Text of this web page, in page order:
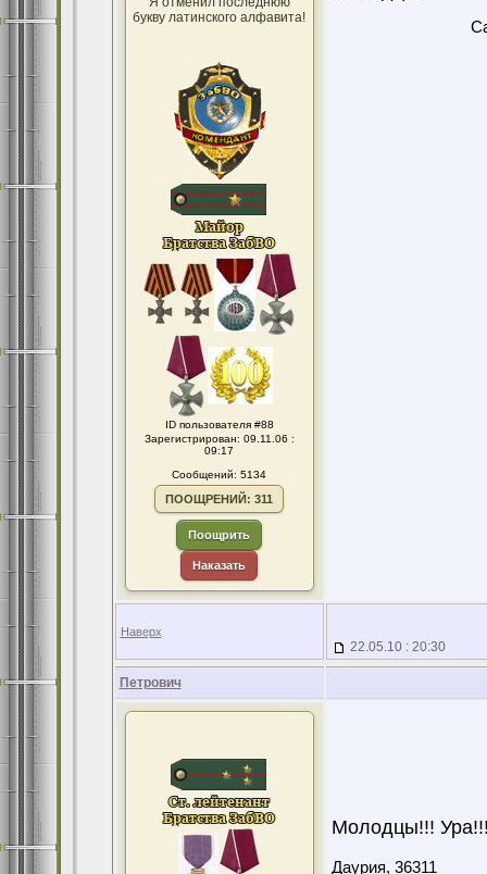
букву латинского алфавита!
ID пользователя #88
Зарегистрирован: 09.11.06 :
09:17
Сообщений: 5134
ПООЩРЕНИЙ: 311
Поощрить
Наказать
Наверх
22.05.10 : 20:30
Петрович
Молодцы!!!
Даурия, 36311